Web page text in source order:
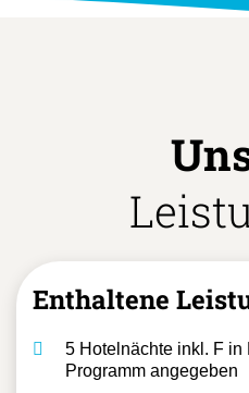
Enthaltene
5 Hotelnächte inkl. F
Programm angegeben